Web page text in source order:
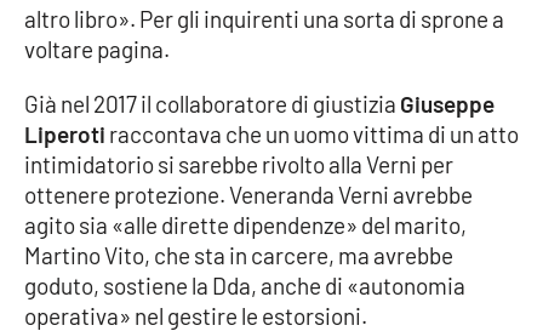
Buona Sanità Calabria
LA
CALABRIAVISIONE
Destinazioni
altro libro». Per gli inquirenti una sorta di sprone a
voltare pagina.
Già nel 2017 il collaboratore di giustizia Giuseppe
Liperoti raccontava che un uomo vittima di un atto
intimidatorio si sarebbe rivolto alla Verni per
ottenere protezione. Veneranda Verni avrebbe
agito sia «alle dirette dipendenze» del marito,
Martino Vito, che sta in carcere, ma avrebbe
goduto, sostiene la Dda, anche di «autonomia
operativa» nel gestire le estorsioni.